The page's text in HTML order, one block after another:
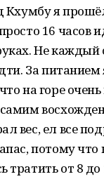
Кхумбу я
16 часов
Не каждый
За питанием
на горе
вес, ел все
потому
тратить от 8